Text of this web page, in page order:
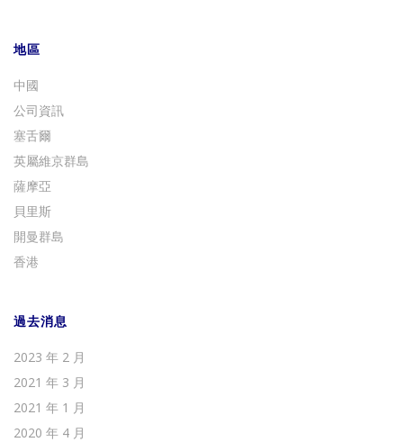
地區
中國
公司資訊
塞舌爾
英屬維京群島
薩摩亞
貝里斯
開曼群島
香港
過去消息
2023 年 2 月
2021 年 3 月
2021 年 1 月
2020 年 4 月